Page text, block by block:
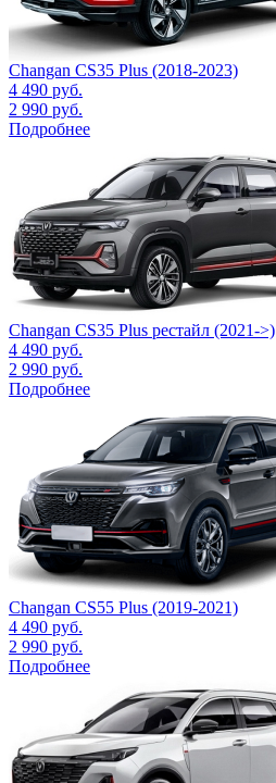
Changan CS35 Plus (2018-2023)
4 490 руб.
2 990 руб.
Подробнее
Changan CS35 Plus рестайл (2021->)
4 490 руб.
2 990 руб.
Подробнее
Changan CS55 Plus (2019-2021)
4 490 руб.
2 990 руб.
Подробнее